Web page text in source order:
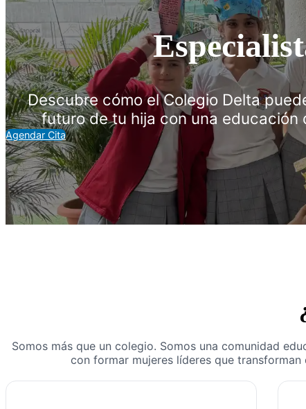
Descubre cómo el Colegio Delta
futuro de tu hija con una educación
Agendar Cita
Somos más que un colegio. Somos una comunidad
con formar mujeres líderes que transforman